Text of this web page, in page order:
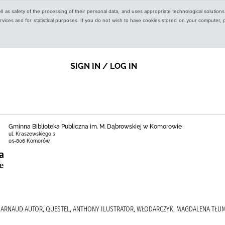
as safety of the processing of their personal data, and uses appropriate technological
and for statistical purposes. If you do not wish to have cookies stored on your computer,
SIGN IN / LOG IN
Gminna Biblioteka Publiczna im. M. Dąbrowskiej w Komorowie
ul. Kraszewskiego 3
05-806 Komorów
AUTOR, QUESTEL, ANTHONY ILUSTRATOR, WŁODARCZYK, MAGDALENA